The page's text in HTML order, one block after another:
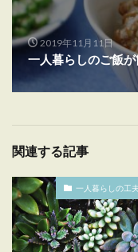
2019年11月11日
一人暮らしのご飯
関連する記事
一人暮らしの工